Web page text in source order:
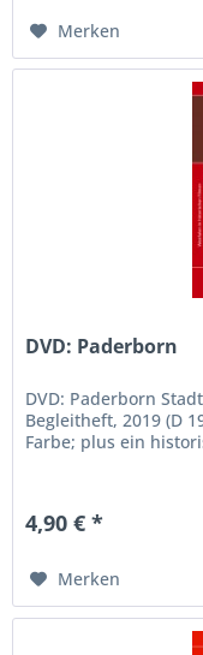
Merken
DVD: Paderborn
DVD: Paderborn
Begleitheft, 2019 (D
Farbe; plus ein
4,90 € *
Merken